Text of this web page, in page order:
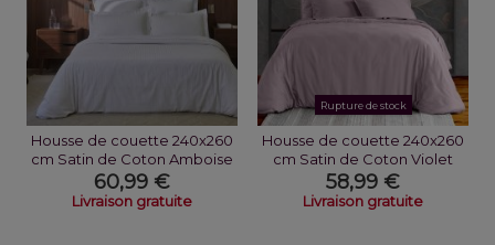
Housse de couette 240x260
cm Satin de Coton Amboise
60,99 €
Livraison gratuite
Rupture de stock
Housse de couette 240x260
cm Satin de Coton Violet
58,99 €
Livraison gratuite